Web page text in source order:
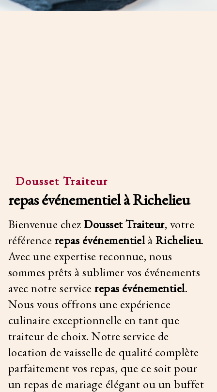
Dousset Traiteur
repas événementiel à Richelieu
Bienvenue chezDousset Traiteur, votre
référence repas événementielàRichelieu.
Avec une expertise reconnue, nous
sommes prêts à sublimer vos événements
avec notre servicerepas événementiel.
Nous vous offrons une expérience
culinaire exceptionnelle en tant que
traiteur de choix. Notre service de
location de vaisselle de qualité complète
parfaitement vos repas, que ce soit pour
un repas de mariage élégant ou un buffet